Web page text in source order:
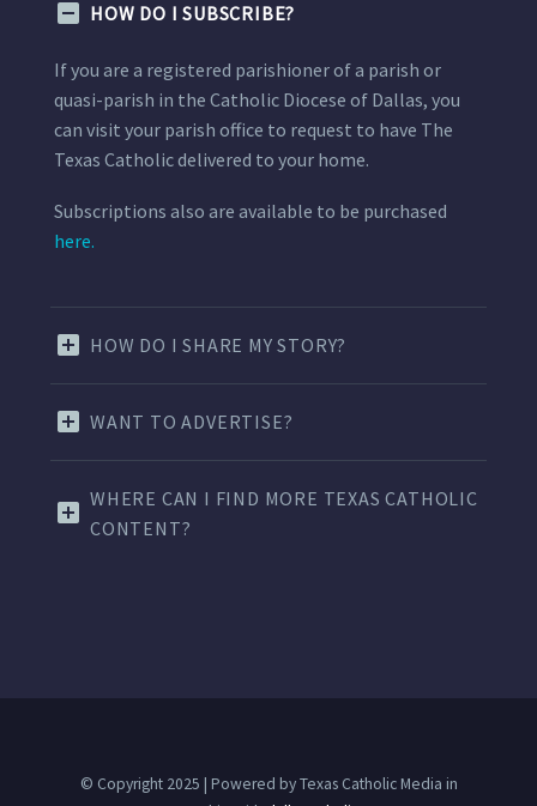
HOW DO I SUBSCRIBE?
If you are a registered parishioner of a parish or
quasi-parish in the Catholic Diocese of Dallas, you
can visit your parish office to request to have The
Texas Catholic delivered to your home.
Subscriptions also are available to be purchased
here.
HOW DO I SHARE MY STORY?
WANT TO ADVERTISE?
WHERE CAN I FIND MORE TEXAS CATHOLIC
CONTENT?
© Copyright 2025 | Powered by Texas Catholic Media in